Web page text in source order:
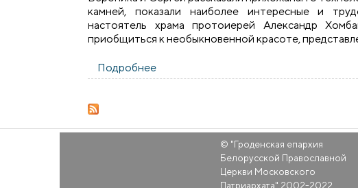
камней, показали наиболее интересные и
настоятель храма протоиерей Александр
приобщиться к необыкновенной красоте,
Подробнее
© "Гроденская епархия
Белорусской Православной
Церкви Московского
Патриархата" 2002-2022